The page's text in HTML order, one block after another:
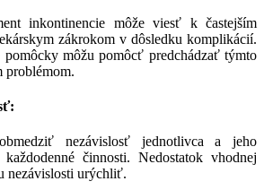
inkontinencie môže viesť k častejším
zákrokom v dôsledku komplikácií.
pomôcky môžu pomôcť predchádzať týmto
problémom.
nezávislosť jednotlivca a jeho
činnosti. Nedostatok vhodnej
nezávislosti urýchliť.